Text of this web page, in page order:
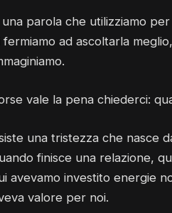
una parola che utilizziamo
fermiamo ad ascoltarla
vale la pena chiederci:
una tristezza che nasce
finisce una relazione,
avevamo investito energie
valore per noi.